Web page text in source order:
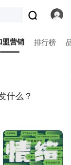
盟营销 排行榜
什么？